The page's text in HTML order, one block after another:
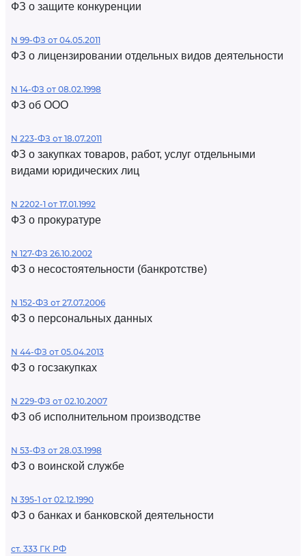
ФЗ о защите конкуренции
N 99-ФЗ от 04.05.2011
ФЗ о лицензировании отдельных видов деятельности
N 14-ФЗ от 08.02.1998
ФЗ об ООО
N 223-ФЗ от 18.07.2011
ФЗ о закупках товаров, работ, услуг отдельными
видами юридических лиц
N 2202-1 от 17.01.1992
ФЗ о прокуратуре
N 127-ФЗ 26.10.2002
ФЗ о несостоятельности (банкротстве)
N 152-ФЗ от 27.07.2006
ФЗ о персональных данных
N 44-ФЗ от 05.04.2013
ФЗ о госзакупках
N 229-ФЗ от 02.10.2007
ФЗ об исполнительном производстве
N 53-ФЗ от 28.03.1998
ФЗ о воинской службе
N 395-1 от 02.12.1990
ФЗ о банках и банковской деятельности
ст. 333 ГК РФ